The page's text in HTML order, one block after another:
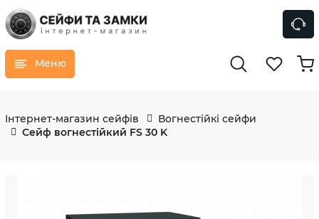
Меню
Інтернет-магазин сейфів
Вогнестійкі сейфи
Сейф вогнестійкий FS 30 K